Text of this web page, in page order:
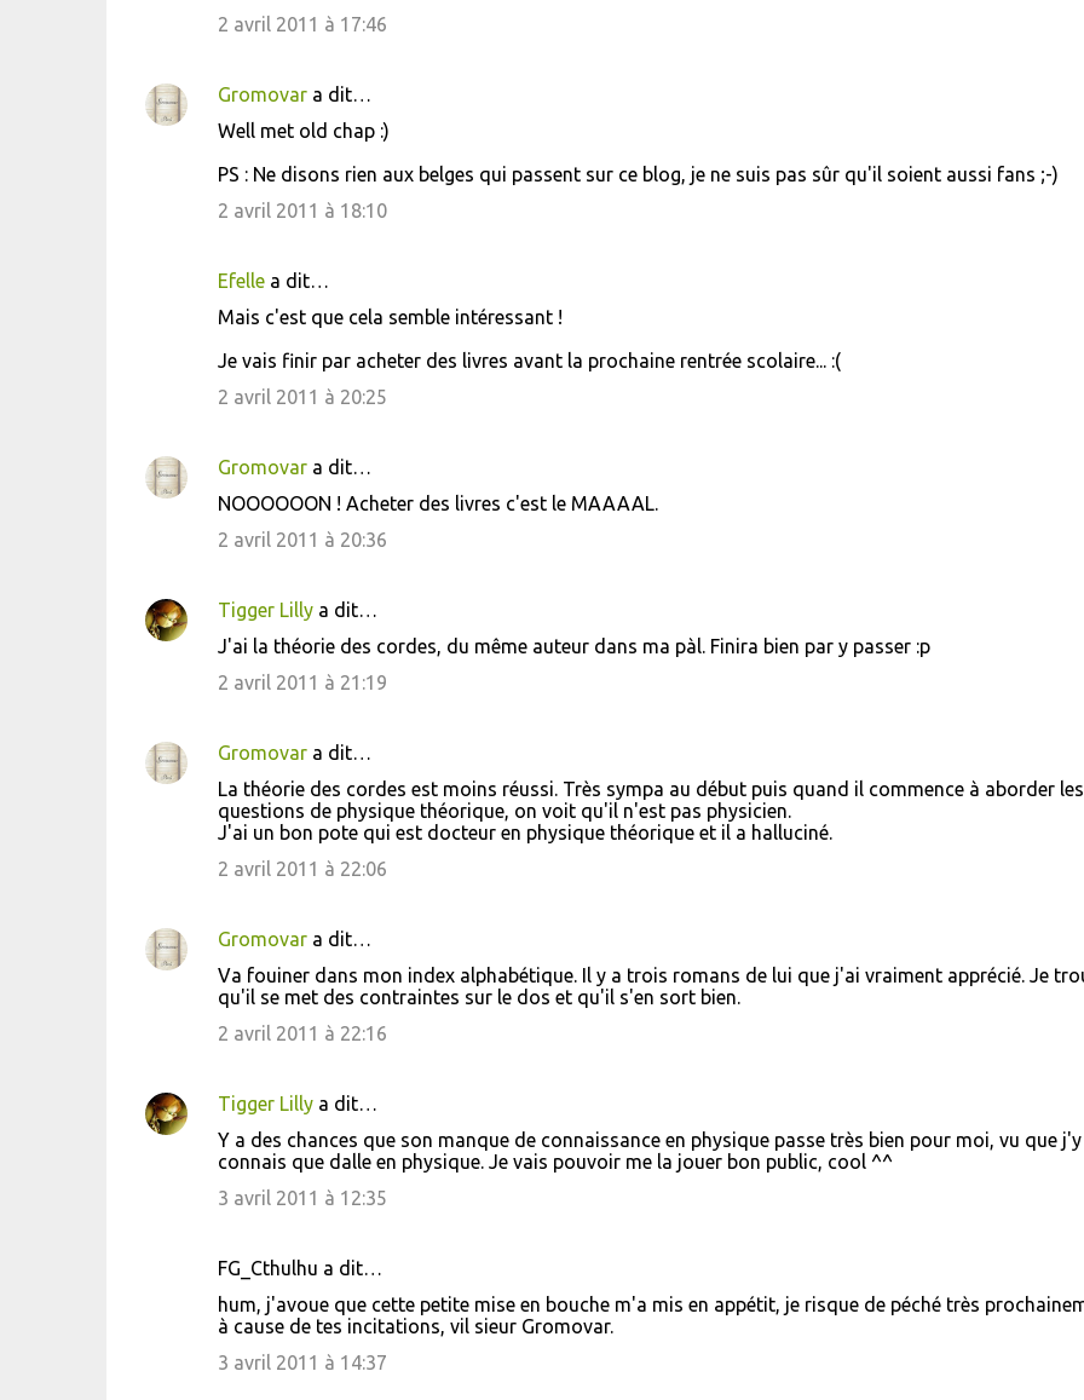
2 avril 2011 à 17:46
Gromovara dit…
Well met old chap :)
PS : Ne disons rien aux belges qui passent sur ce blog, je ne suis pas sûr qu'il soient aussi fans ;-)
2 avril 2011 à 18:10
Efellea dit…
Mais c'est que cela semble intéressant !
Je vais finir par acheter des livres avant la prochaine rentrée scolaire... :(
2 avril 2011 à 20:25
Gromovara dit…
NOOOOOON ! Acheter des livres c'est le MAAAAL.
2 avril 2011 à 20:36
Tigger Lillya dit…
J'ai la théorie des cordes, du même auteur dans ma pàl. Finira bien par y passer :p
2 avril 2011 à 21:19
Gromovara dit…
La théorie des cordes est moins réussi. Très sympa au début puis quand il commence à aborder les
questions de physique théorique, on voit qu'il n'est pas physicien.
J'ai un bon pote qui est docteur en physique théorique et il a halluciné.
2 avril 2011 à 22:06
Gromovara dit…
Va fouiner dans mon index alphabétique. Il y a trois romans de lui que j'ai vraiment apprécié. Je
qu'il se met des contraintes sur le dos et qu'il s'en sort bien.
2 avril 2011 à 22:16
Tigger Lillya dit…
Y a des chances que son manque de connaissance en physique passe très bien pour moi, vu que j'y
connais que dalle en physique. Je vais pouvoir me la jouer bon public, cool ^^
3 avril 2011 à 12:35
FG_Cthulhu a dit…
hum, j'avoue que cette petite mise en bouche m'a mis en appétit, je risque de péché très
à cause de tes incitations, vil sieur Gromovar.
3 avril 2011 à 14:37